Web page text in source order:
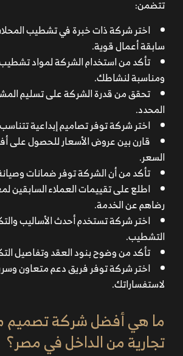
للمشروع التجاري.
تتضمن:
اختر شركة ذات خبرة في تشطيب
سابقة أعمال قوية.
تأكد من استخدام الشركة لمواد تشطيب
ومناسبة لنشاطك.
تحقق من قدرة الشركة على تسليم
المحدد.
اختر شركة توفر تصاميم إبداعية
قارن بين عروض الأسعار للحصول على
السعر.
تأكد من أن الشركة توفر ضمانات
اطلع على تقييمات العملاء السابقين
رضاهم عن الخدمة.
اختر شركة تستخدم أحدث الأساليب
التشطيب.
تأكد من وضوح بنود العقد وتفاصيل
اختر شركة توفر فريق دعم متعاون
لاستفساراتك.
ما هي أفضل شركة تصميم
تجارية من الداخل في مصر؟